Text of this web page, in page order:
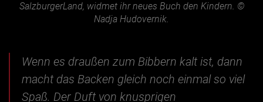
SalzburgerLand, widmet ihr neues Buch den Kindern. ©
Nadja Hudovernik.
Wenn es draußen zum Bibbern kalt ist, dann
macht das Backen gleich noch einmal so viel
Spaß. Der Duft von knusprigen